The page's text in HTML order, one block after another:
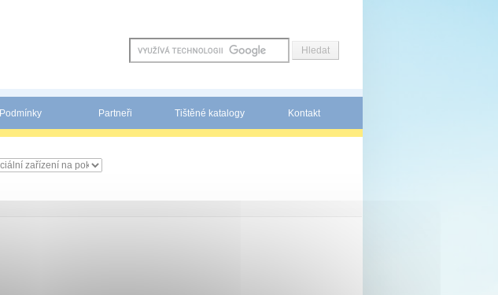
Podmínky Partneři Tištěné katalogy Kontakt